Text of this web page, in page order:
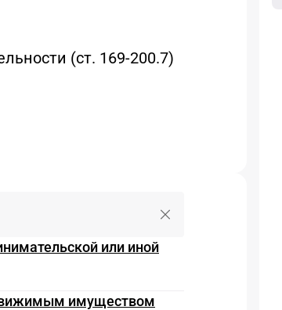
(ст. 169-200.7)
Очистить поле ввода
или иной
имуществом